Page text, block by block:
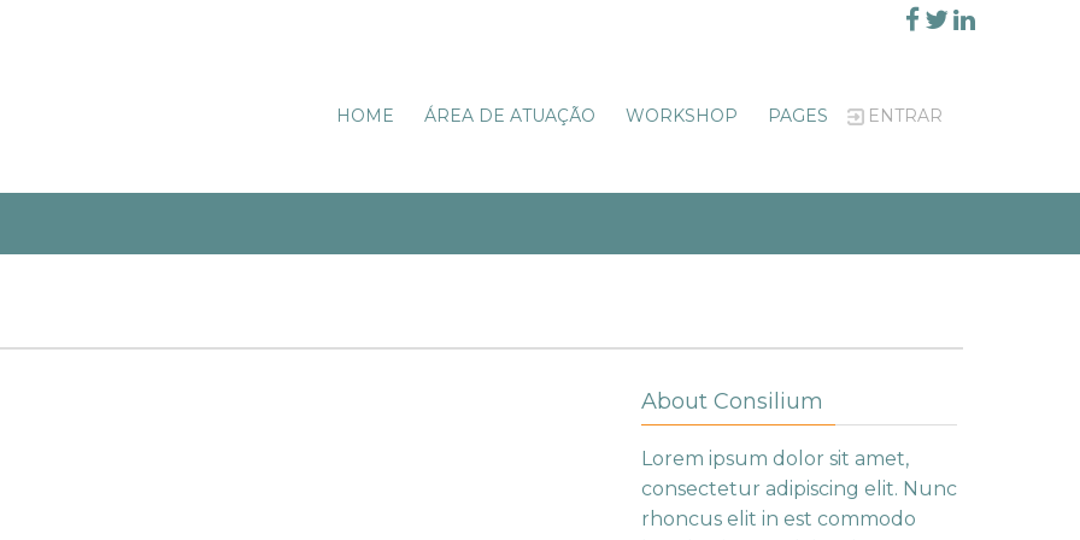
HOME ÁREA DE ATUAÇÃO WORKSHOP PAGES ENTRAR
About Consilium
Lorem ipsum dolor sit amet,
consectetur adipiscing elit. Nunc
rhoncus elit in est commodo